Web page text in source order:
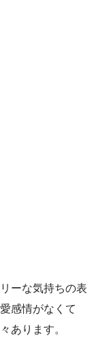
ーな気持ちの表
感情がなくて
あります。